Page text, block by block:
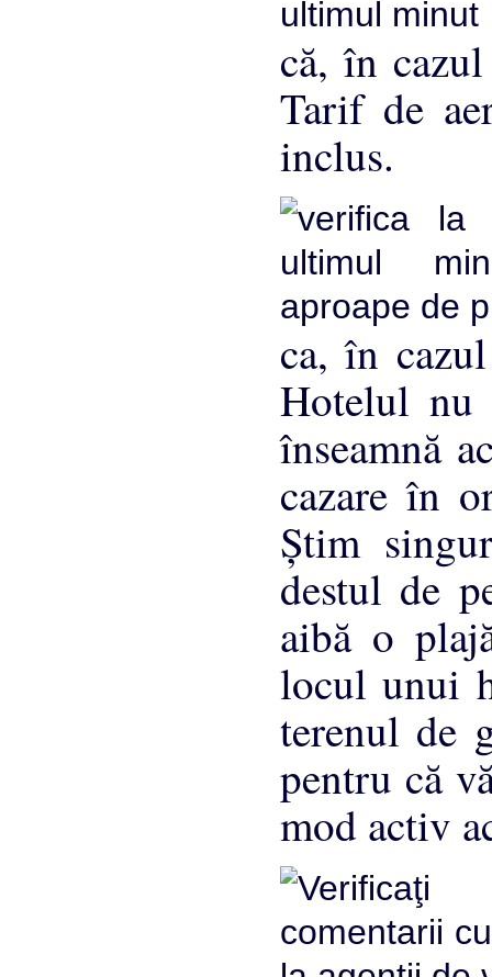
că, în
Tarif de
inclus.
ca, în
Hotelul nu
înseamnă
cazare în
Ştim
destul de
aibă o
locul unui
terenul de
pentru că
mod activ